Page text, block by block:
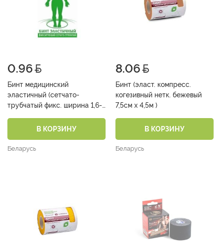
0.96
Бинт медицинский
эластичный (сетчато-
трубчатый фикс. ширина 1,6-
В КОРЗИНУ
Беларусь
8.06
Бинт (эласт. компресс.
когезивный нетк. бежевый
7,5см х 4,5м )
В КОРЗИНУ
Беларусь